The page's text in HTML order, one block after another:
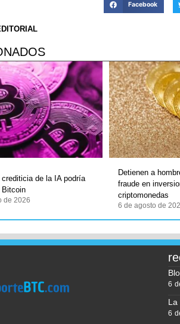
Facebook
crediticia de la IA podría
Bitcoin
de 2026
Detienen a
fraude en
criptomonedas
6 de agosto de
6
6